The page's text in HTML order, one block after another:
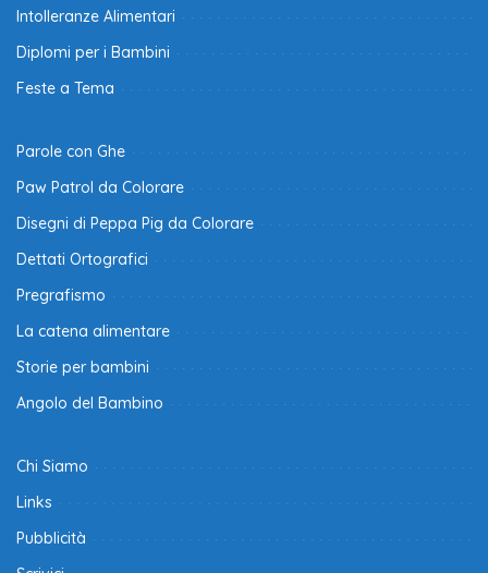
Intolleranze Alimentari
Diplomi per i Bambini
Feste a Tema
Parole con Ghe
Paw Patrol da Colorare
Disegni di Peppa Pig da Colorare
Dettati Ortografici
Pregrafismo
La catena alimentare
Storie per bambini
Angolo del Bambino
Chi Siamo
Links
Pubblicità